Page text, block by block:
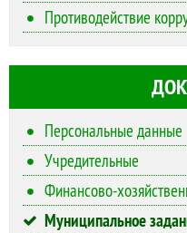
Противодействие
Персональные данные
Учредительные
Финансово-
Муниципальное